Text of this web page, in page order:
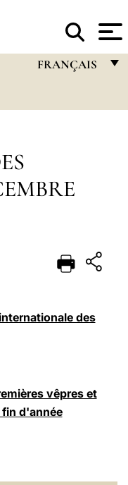
FRANÇAIS
POLSKI
中文
des
vêpres et
d'année